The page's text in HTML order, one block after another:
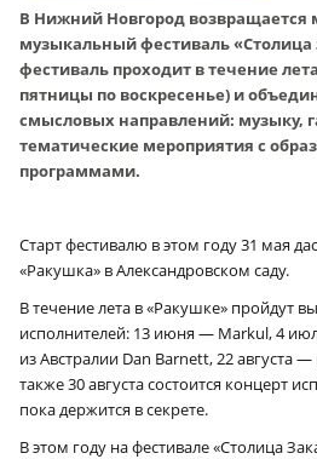
В Нижний Новгород возвращается
музыкальный фестиваль
фестиваль проходит в течение
пятницы по воскресенье) и
смысловых направлений: музыку,
тематические мероприятия с
программами.
Старт фестивалю в этом году 31 мая
«Ракушка» в Александровском саду.
В течение лета в «Ракушке» пройдут
исполнителей: 13 июня — Markul, 4
из Австралии Dan Barnett, 22 августа
также 30 августа состоится концерт
пока держится в секрете.
В этом году на фестивале «Столица